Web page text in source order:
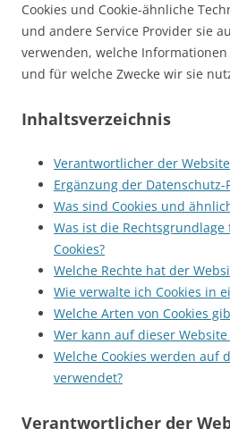
Cookies und Cookie-ähnliche
und andere Service Provider sie
verwenden, welche
und für welche Zwecke wir sie
Inhaltsverzeichnis
Verantwortlicher der Website
Ergänzung der
Was sind Cookies und
Was ist die Rechtsgrundlage
Cookies?
Welche Rechte hat der
Wie verwalte ich Cookies in
Welche Arten von Cookies
Wer kann auf dieser Website
Welche Cookies werden auf
verwendet?
Verantwortlicher der